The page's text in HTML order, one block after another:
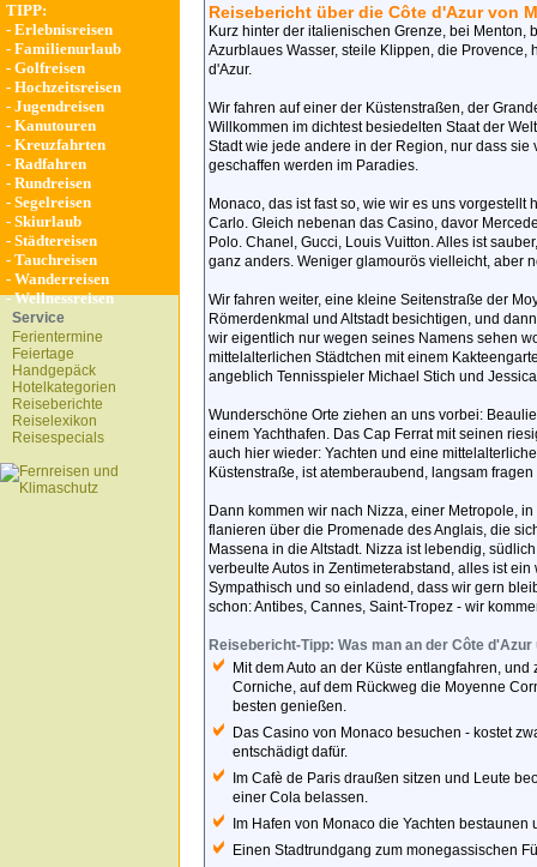
TIPP:
- Erlebnisreisen
- Familienurlaub
- Golfreisen
- Hochzeitsreisen
- Jugendreisen
- Kanutouren
- Kreuzfahrten
- Radfahren
- Rundreisen
- Segelreisen
- Skiurlaub
- Städtereisen
- Tauchreisen
- Wanderreisen
-Wellnessreisen
Service
Ferientermine
Feiertage
Handgepäck
Hotelkategorien
Reiseberichte
Reiselexikon
Reisespecials
Reisebericht über die Côte d'Azur von
Kurz hinter der italienischen Grenze, bei
Azurblaues Wasser, steile Klippen, die
d'Azur.
Wir fahren auf einer der Küstenstraßen, der
Willkommen im dichtest besiedelten Staat der
Stadt wie jede andere in der Region, nur dass
geschaffen werden im Paradies.
Monaco, das ist fast so, wie wir es uns
Carlo. Gleich nebenan das Casino, davor
Polo. Chanel, Gucci, Louis Vuitton. Alles ist
ganz anders. Weniger glamourös vielleicht, aber
Wir fahren weiter, eine kleine Seitenstraße der
Römerdenkmal und Altstadt besichtigen, und
wir eigentlich nur wegen seines Namens sehen
mittelalterlichen Städtchen mit einem
angeblich Tennisspieler Michael Stich und
Wunderschöne Orte ziehen an uns vorbei:
einem Yachthafen. Das Cap Ferrat mit seinen
auch hier wieder: Yachten und eine
Küstenstraße, ist atemberaubend, langsam
Dann kommen wir nach Nizza, einer Metropole,
flanieren über die Promenade des Anglais, die
Massena in die Altstadt. Nizza ist lebendig,
verbeulte Autos in Zentimeterabstand, alles ist
Sympathisch und so einladend, dass wir gern
schon: Antibes, Cannes, Saint-Tropez - wir
Reisebericht-Tipp: Was man an der Côte
Mit dem Auto an der Küste entlangfahren,
Corniche, auf dem Rückweg die Moyenne
besten genießen.
Das Casino von Monaco besuchen - kostet
entschädigt dafür.
Im Cafè de Paris draußen sitzen und Leute
einer Cola belassen.
Im Hafen von Monaco die Yachten
Einen Stadtrundgang zum monegassischen